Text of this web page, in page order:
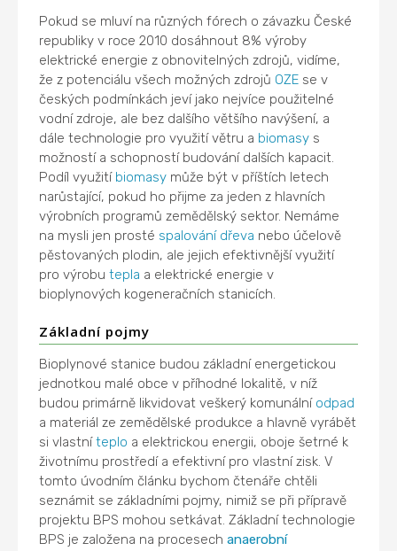
Pokud se mluví na různých fórech o závazku České
republiky v roce 2010 dosáhnout 8% výroby
elektrické energie z obnovitelných zdrojů, vidíme,
že z potenciálu všech možných zdrojů OZE se v
českých podmínkách jeví jako nejvíce použitelné
vodní zdroje, ale bez dalšího většího navýšení, a
dále technologie pro využití větru a biomasy s
možností a schopností budování dalších kapacit.
Podíl využití biomasy může být v příštích letech
narůstající, pokud ho přijme za jeden z hlavních
výrobních programů zemědělský sektor. Nemáme
na mysli jen prosté spalování dřeva nebo účelově
pěstovaných plodin, ale jejich efektivnější využití
pro výrobutepla a elektrické energie v
bioplynových kogeneračních stanicích.
Základní pojmy
Bioplynové stanice budou základní energetickou
jednotkou malé obce v příhodné lokalitě, v níž
budou primárně likvidovat veškerý komunální odpad
a materiál ze zemědělské produkce a hlavně vyrábět
si vlastníteplo a elektrickou energii, oboje šetrné k
životnímu prostředí a efektivní pro vlastní zisk. V
tomto úvodním článku bychom čtenáře chtěli
seznámit se základními pojmy, nimiž se při přípravě
projektu BPS mohou setkávat. Základní technologie
BPS je založena na procesechanaerobní